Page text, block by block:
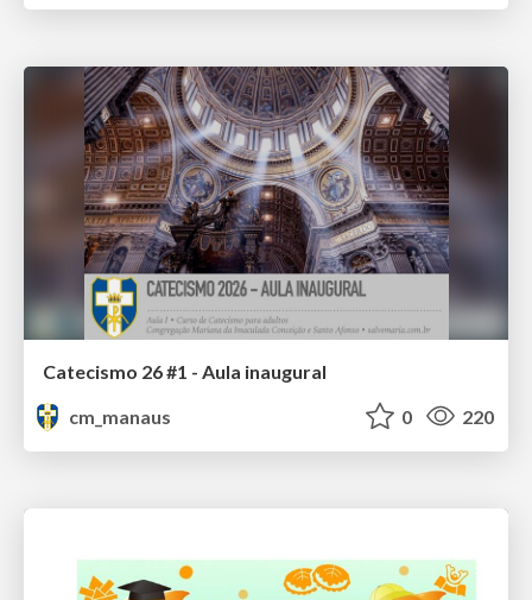
Catecismo 26 #1 - Aula inaugural
cm_manaus
0 220